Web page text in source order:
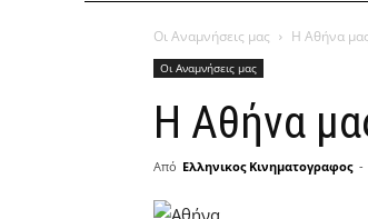
Οι Αναμνήσεις μας Η Αθήνα
Οι Αναμνήσεις μας
Η Αθήνα
Από Ελληνικος Κινηματογραφος -